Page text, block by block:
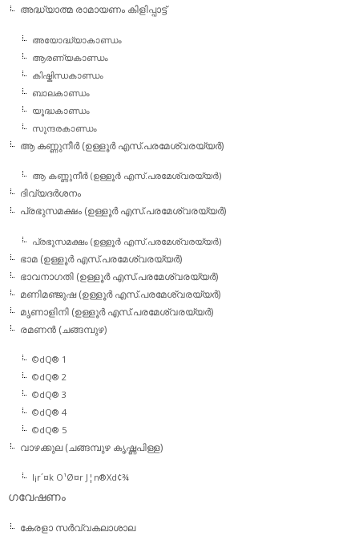
അദ്ധ്യാത്മ രാമായണം കിളിപ്പാട്ട്‌
അയോദ്ധ്യാകാണ്ഡം
ആരണ്യകാണ്ഡം
കിഷ്കിന്ധകാണ്ഡം
ബാലകാണ്ഡം
യൂദ്ധകാണ്ഡം
സുന്ദരകാണ്ഡം
ആ കണ്ണുനീര്‍ (ഉള്ളൂര്‍ എസ്.പരമേശ്വരയ്യര്‍)
ആ കണ്ണുനീര്‍ (ഉള്ളൂര്‍ എസ്.പരമേശ്വരയ്യര്‍)
ദിവ്യദര്‍ശനം
പ്രഭുസമക്ഷം (ഉള്ളൂര്‍ എസ്.പരമേശ്വരയ്യര്‍)
പ്രഭുസമക്ഷം (ഉള്ളൂര്‍ എസ്.പരമേശ്വരയ്യര്‍)
ഭാമ (ഉള്ളൂര്‍ എസ്.പരമേശ്വരയ്യര്‍)
ഭാവനാഗതി (ഉള്ളൂര്‍ എസ്.പരമേശ്വരയ്യര്‍)
മണിമഞ്ജുഷ (ഉള്ളൂര്‍ എസ്.പരമേശ്വരയ്യര്‍)
മൃണാളിനി (ഉള്ളൂര്‍ എസ്.പരമേശ്വരയ്യര്‍)
രമണന്‍ (ചങ്ങമ്പുഴ)
©dQ® 1
©dQ® 2
©dQ® 3
©dQ® 4
©dQ® 5
വാഴക്കുല (ചങ്ങമ്പുഴ കൃഷ്ണപിള്ള)
l¡r´¤k O¹Ø¤r J¦n®Xd¢¾
ഗവേഷണം
കേരളാ സര്‍വ്വകലാശാല